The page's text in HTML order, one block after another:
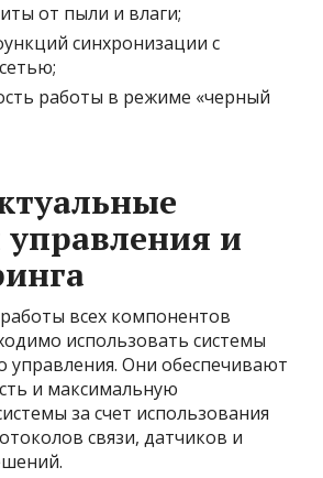
от пыли и влаги;
синхронизации с
работы в режиме «черный
и
всех компонентов
использовать системы
управления. Они обеспечивают
и максимальную
за счет использования
связи, датчиков и